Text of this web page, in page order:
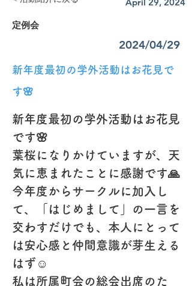
定例会
2024/04/29
新年度最初の学外活動はお花見で
す🌸
新年度最初の学外活動はお花見
です🌸
葉桜になりかけていますが、天
気に恵まれたことに感謝です🙏
今年度からサークルに加入し
て、「はじめまして」の一言を
交わすだけでも、本人にとって
は安心感と仲間意識が芽生える
はず☺️
私は所属町会の総会出席のた